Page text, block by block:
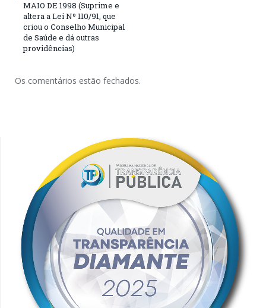
MAIO DE 1998 (Suprime e
altera a Lei Nº 110/91, que
criou o Conselho Municipal
de Saúde e dá outras
providências)
Os comentários estão fechados.